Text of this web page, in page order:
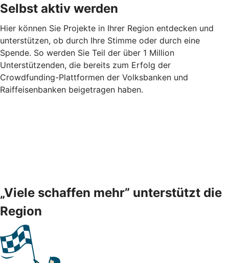
Selbst aktiv werden
Hier können Sie Projekte in Ihrer Region entdecken und
unterstützen, ob durch Ihre Stimme oder durch eine
Spende. So werden Sie Teil der über 1 Million
Unterstützenden, die bereits zum Erfolg der
Crowdfunding-Plattformen der Volksbanken und
Raiffeisenbanken beigetragen haben.
„Viele schaffen mehr” unterstützt die
Region